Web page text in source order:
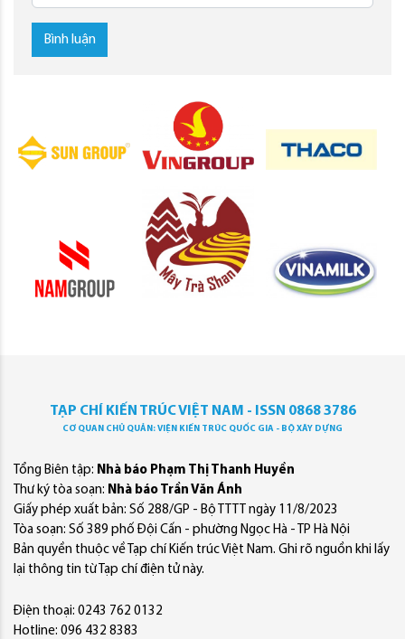
Bình luận
TẠP CHÍ KIẾN TRÚC VIỆT NAM - ISSN 0868 3786
CƠ QUAN CHỦ QUẢN: VIỆN KIẾN TRÚC QUỐC GIA - BỘ XÂY DỰNG
Tổng Biên tập: Nhà báo Phạm Thị Thanh Huyền
Thư ký tòa soạn: Nhà báo Trần Văn Ánh
Giấy phép xuất bản: Số 288/GP - Bộ TTTT ngày 11/8/2023
Tòa soạn: Số 389 phố Đội Cấn - phường Ngọc Hà - TP Hà Nội
Bản quyền thuộc về Tạp chí Kiến trúc Việt Nam. Ghi rõ nguồn khi lấy
lại thông tin từ Tạp chí điện tử này.
Điện thoại: 0243 762 0132
Hotline: 096 432 8383